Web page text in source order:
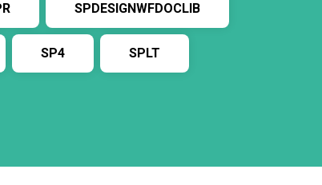
SPDESIGNWFDOCLIB
SP4 SPLT